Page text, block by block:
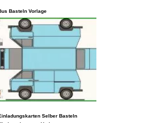
Basteln Vorlage
zu schlucken, besteht
Selber Basteln